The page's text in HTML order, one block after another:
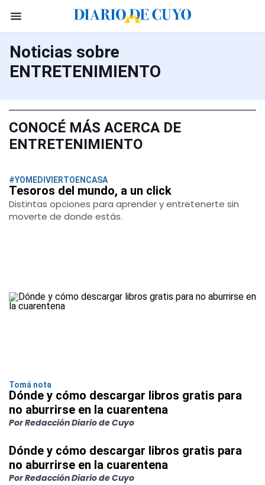
Noticias sobre
ENTRETENIMIENTO
CONOCÉ MÁS ACERCA DE
ENTRETENIMIENTO
#YOMEDIVIERTOENCASA
Tesoros del mundo, a un click
Distintas opciones para aprender y entretenerte sin
moverte de donde estás.
Tomá nota
Dónde y cómo descargar libros gratis para
no aburrirse en la cuarentena
Por Redacción Diario de Cuyo
Dónde y cómo descargar libros gratis para
no aburrirse en la cuarentena
Por Redacción Diario de Cuyo